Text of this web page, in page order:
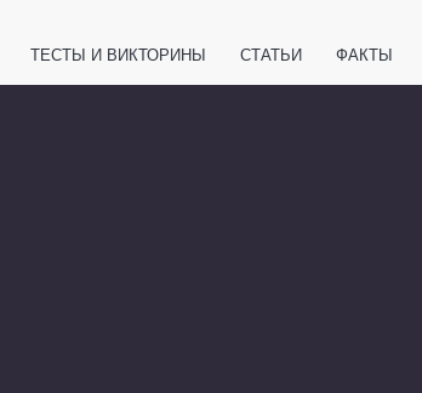
ТЕСТЫ И ВИКТОРИНЫ СТАТЬИ ФАКТЫ